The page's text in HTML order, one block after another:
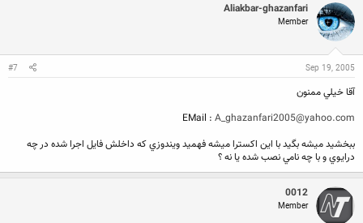
Aliakbar-ghazanfari
Member
Sep 19, 2005
#7
آقا خيلي ممنون
EMail : A_ghazanfari2005@yahoo.com
ببخشيد ميشه بگيد با اين اكسترا ميشه فهميد ويندوزي كه داخلش فايل اجرا شده در چه
درايوي و با چه نامي نصب شده يا نه ؟
0012
Member